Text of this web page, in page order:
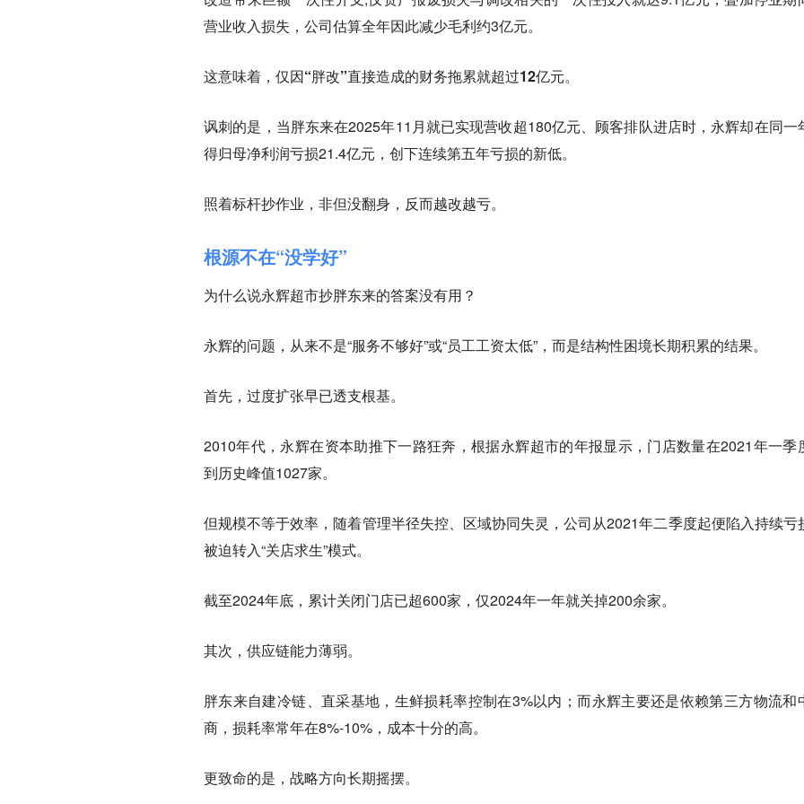
营业收入损失，公司估算全年因此减少毛利约3亿元。
这意味着，仅因“胖改”直接造成的财务拖累就超过12亿元。
讽刺的是，当胖东来在2025年11月就已实现营收超180亿元、顾客排队进店时，永辉却在同一
得归母净利润亏损21.4亿元，创下连续第五年亏损的新低。
照着标杆抄作业，非但没翻身，反而越改越亏。
根源不在“没学好”
为什么说永辉超市抄胖东来的答案没有用？
永辉的问题，从来不是“服务不够好”或“员工工资太低”，而是结构性困境长期积累的结果。
首先，过度扩张早已透支根基。
2010年代，永辉在资本助推下一路狂奔，根据永辉超市的年报显示，门店数量在2021年一季
到历史峰值1027家。
但规模不等于效率，随着管理半径失控、区域协同失灵，公司从2021年二季度起便陷入持续亏
被迫转入“关店求生”模式。
截至2024年底，累计关闭门店已超600家，仅2024年一年就关掉200余家。
其次，供应链能力薄弱。
胖东来自建冷链、直采基地，生鲜损耗率控制在3%以内；而永辉主要还是依赖第三方物流和
商，损耗率常年在8%-10%，成本十分的高。
更致命的是，战略方向长期摇摆。